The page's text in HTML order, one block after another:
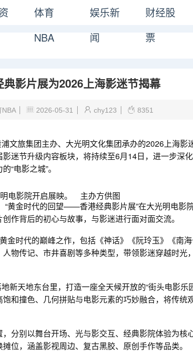
体育
NBA
娱乐新
闻
财经股
票
典影片展为2026上海影迷节揭幕
NBA 2026-05-31 chy123 8351
旅集团主办、大光明文化集团承办的2026上海影
迷节升级内容板块，将持续至6月14日，进一步深
“电影之城”。
电影院开启展映。 主办方供图
金时代的回望——香港经典影片展”在大光明电影
作背后的初心与故事，与影迷进行面对面交流。
时代的巅峰之作，包括《神话》《阮玲玉》《南海
物传记、市井喜剧等多种类型，带领影迷穿越时光
天地东台里，打造一座全天候开放的“街头电影乐园
和撞色、几何拼贴与电影元素的巧妙融合，将传统
别以舞台开场、光与影交互、经典影院体验为核
位，涵盖影视周边、复古黑胶、原创手作等品类。